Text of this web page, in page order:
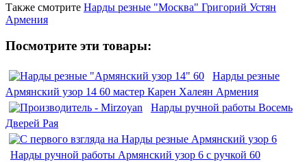
Также смотрите Нарды резные "Москва" Григорий Устян
Армения
Посмотрите эти товары:
Нарды резные
Армянский узор 14 60 мастер Карен Халеян Армения
Нарды ручной работы Восемь
Дверей Рая
Нарды ручной работы Армянский узор 6 с ручкой 60